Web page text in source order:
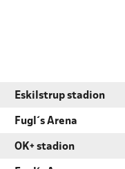
Eskilstrup stadion
Fugl´s Arena
OK+ stadion